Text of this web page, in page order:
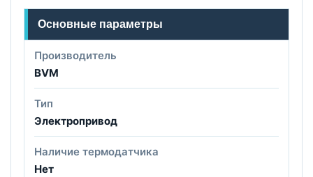
Основные параметры
Производитель
BVM
Тип
Электропривод
Наличие термодатчика
Нет